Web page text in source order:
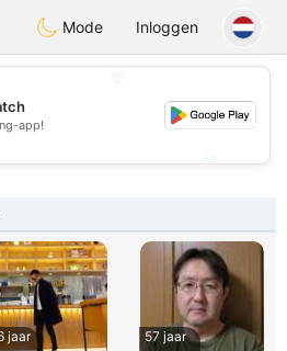
日本 Chat
Mode Inloggen
app!
jaar
57 jaar